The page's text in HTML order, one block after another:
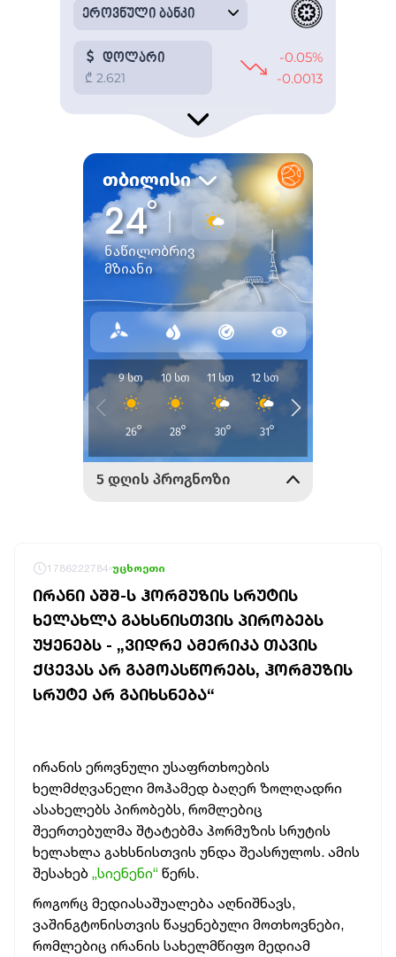
1786222784 უცხოეთი
ᲘᲠᲐᲜᲘ ᲐᲨᲨ-Ს ᲰᲝᲠᲛᲣᲖᲘᲡ ᲡᲠᲣᲢᲘᲡ
ᲮᲔᲚᲐᲮᲚᲐ ᲒᲐᲮᲡᲜᲘᲡᲗᲕᲘᲡ ᲞᲘᲠᲝᲑᲔᲑᲡ
ᲣᲧᲔᲜᲔᲑᲡ - „ᲕᲘᲓᲠᲔ ᲐᲛᲔᲠᲘᲙᲐ ᲗᲐᲕᲘᲡ
ᲥᲪᲔᲕᲐᲡ ᲐᲠ ᲒᲐᲛᲝᲐᲡᲬᲝᲠᲔᲑᲡ, ᲰᲝᲠᲛᲣᲖᲘᲡ
ᲡᲠᲣᲢᲔ ᲐᲠ ᲒᲐᲘᲮᲡᲜᲔᲑᲐ“
ირანის ეროვნული უსაფრთხოების
ხელმძღვანელი მოჰამედ ბაღერ ზოლღადრი
ასახელებს პირობებს, რომლებიც
შეერთებულმა შტატებმა ჰორმუზის სრუტის
ხელახლა გახსნისთვის უნდა შეასრულოს. ამის
შესახებ „სიენენი“ წერს.
როგორც მედიასაშუალება აღნიშნავს,
ვაშინგტონისთვის წაყენებული მოთხოვნები,
რომლებიც ირანის სახელმწიფო მედიამ